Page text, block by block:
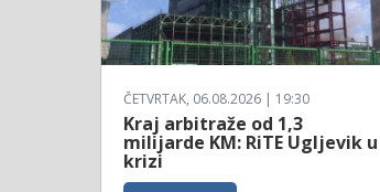
ČETVRTAK, 06.08.2026 | 19:30
Kraj arbitraže od 1,3
milijarde KM: RiTE Ugljevik u
krizi